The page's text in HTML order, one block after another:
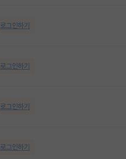
로그인하기
로그인하기
로그인하기
로그인하기